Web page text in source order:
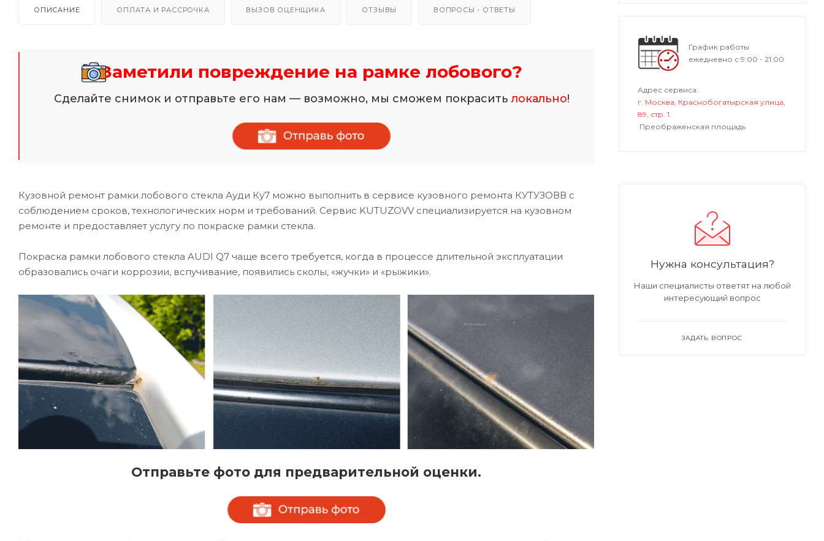
ОПИСАНИЕ ОПЛАТА И РАССРОЧКА ВЫЗОВ ОЦЕНЩИКА ОТЗЫВЫ ВОПРОСЫ - ОТВЕТЫ
Заметили повреждение на рамке лобового?
Сделайте снимок и отправьте его нам — возможно, мы сможем покраситьлокально!
Кузовной ремонт рамки лобового стекла Ауди Ку7 можно выполнить в сервисе кузовного ремонта КУТУЗОВВ с
соблюдением сроков, технологических норм и требований. Сервис KUTUZOVV специализируется на кузовном
ремонте и предоставляет услугу по покраске рамки стекла.
Покраска рамки лобового стекла AUDI Q7 чаще всего требуется, когда в процессе длительной эксплуатации
образовались очаги коррозии, вспучивание, появились сколы, «жучки» и «рыжики».
Отправьте фото для предварительной оценки.
График работы
ежедневно с 9:00 - 21:00
Адрес сервиса:
г. Москва, Краснобогатырская улица,
89, стр. 1.
Преображенская площадь
Нужна консультация?
Наши специалисты ответят на любой
интересующий вопрос
ЗАДАТЬ ВОПРОС